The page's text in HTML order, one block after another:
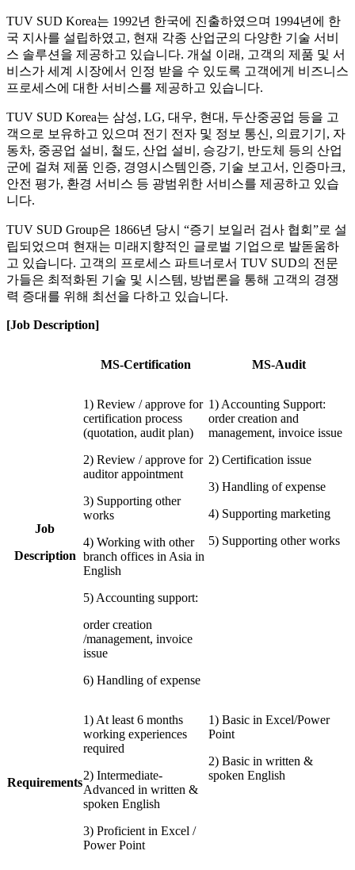
TUV SUD Korea는 1992년 한국에 진출하였으며 1994년에 한
국 지사를 설립하였고, 현재 각종 산업군의 다양한 기술 서비
스 솔루션을 제공하고 있습니다. 개설 이래, 고객의 제품 및 서
비스가 세계 시장에서 인정 받을 수 있도록 고객에게 비즈니스
프로세스에 대한 서비스를 제공하고 있습니다.
TUV SUD Korea는 삼성, LG, 대우, 현대, 두산중공업 등을 고
객으로 보유하고 있으며 전기 전자 및 정보 통신, 의료기기, 자
동차, 중공업 설비, 철도, 산업 설비, 승강기, 반도체 등의 산업
군에 걸쳐 제품 인증, 경영시스템인증, 기술 보고서, 인증마크,
안전 평가, 환경 서비스 등 광범위한 서비스를 제공하고 있습
니다.
TUV SUD Group은 1866년 당시 “증기 보일러 검사 협회”로 설
립되었으며 현재는 미래지향적인 글로벌 기업으로 발돋움하
고 있습니다. 고객의 프로세스 파트너로서 TUV SUD의 전문
가들은 최적화된 기술 및 시스템, 방법론을 통해 고객의 경쟁
력 증대를 위해 최선을 다하고 있습니다.
[Job Description]
MS-Certification MS-Audit
Job
Description
1) Review / approve for
certification process
(quotation, audit plan)
2) Review / approve for
auditor appointment
3) Supporting other
works
4) Working with other
branch offices in Asia in
English
5) Accounting support:
order creation
/management, invoice
issue
6) Handling of expense
1) Accounting Support:
order creation and
management, invoice issue
2) Certification issue
3) Handling of expense
4) Supporting marketing
5) Supporting other works
Requirements
1) At least 6 months
working experiences
required
2) Intermediate-
Advanced in written &
spoken English
3) Proficient in Excel /
Power Point
1) Basic in Excel/Power
Point
2) Basic in written &
spoken English